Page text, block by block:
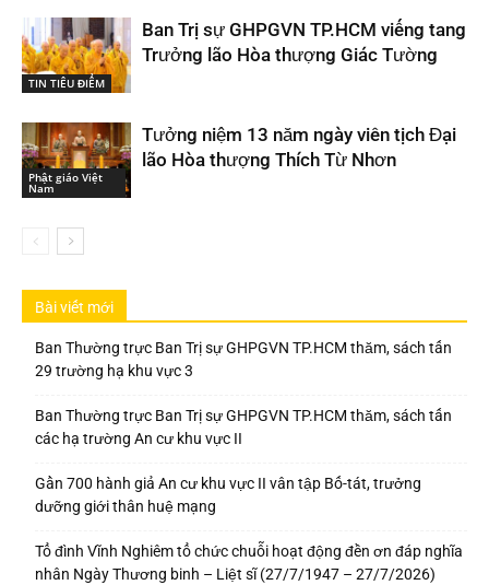
TIN TIÊU ĐIỂM
Ban Trị sự GHPGVN TP.HCM viếng tang
Trưởng lão Hòa thượng Giác Tường
Phật giáo Việt
Nam
Tưởng niệm 13 năm ngày viên tịch Đại
lão Hòa thượng Thích Từ Nhơn
Bài viết mới
Ban Thường trực Ban Trị sự GHPGVN TP.HCM thăm, sách tấn
29 trường hạ khu vực 3
Ban Thường trực Ban Trị sự GHPGVN TP.HCM thăm, sách tấn
các hạ trường An cư khu vực II
Gần 700 hành giả An cư khu vực II vân tập Bố-tát, trưởng
dưỡng giới thân huệ mạng
Tổ đình Vĩnh Nghiêm tổ chức chuỗi hoạt động đền ơn đáp nghĩa
nhân Ngày Thương binh – Liệt sĩ (27/7/1947 – 27/7/2026)